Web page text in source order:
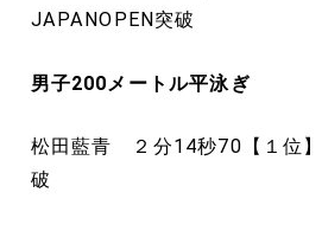
JAPANOPEN突破
男子200メートル平泳ぎ
松田藍青 ２分14秒70【１位
破